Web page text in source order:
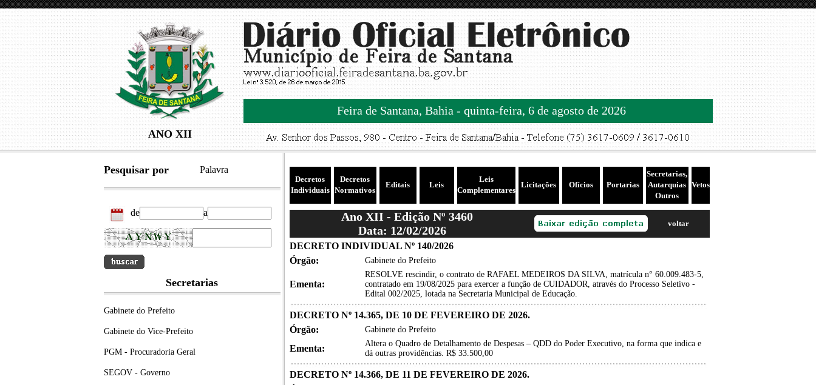
ANO XII
Feira de Santana, Bahia - quinta-feira, 6 de agosto de 2026
Pesquisar por Palavra
de a
Secretarias
Gabinete do Prefeito
Gabinete do Vice-Prefeito
PGM - Procuradoria Geral
SEGOV - Governo
Decretos
Individuais
Decretos
Normativos
Editais Leis
Leis
Complementares
Licitações Ofícios Portarias
Secretarias,
Autarquias
Outros
Vetos
Ano XII - Edição Nº 3460
Data: 12/02/2026
voltar
DECRETO INDIVIDUAL Nº 140/2026
Órgão:
Gabinete do Prefeito
Ementa:
RESOLVE rescindir, o contrato de RAFAEL MEDEIROS DA SILVA, matrícula n° 60.009.483-5,
contratado em 19/08/2025 para exercer a função de CUIDADOR, através do Processo Seletivo -
Edital 002/2025, lotada na Secretaria Municipal de Educação.
DECRETO Nº 14.365, DE 10 DE FEVEREIRO DE 2026.
Órgão:
Gabinete do Prefeito
Ementa:
Altera o Quadro de Detalhamento de Despesas – QDD do Poder Executivo, na forma que indica e
dá outras providências. R$ 33.500,00
DECRETO Nº 14.366, DE 11 DE FEVEREIRO DE 2026.